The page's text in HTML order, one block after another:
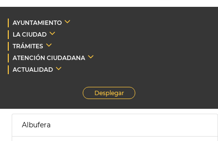
AYUNTAMIENTO
LA CIUDAD
TRÁMITES
ATENCIÓN CIUDADANA
ACTUALIDAD
Desplegar
Albufera